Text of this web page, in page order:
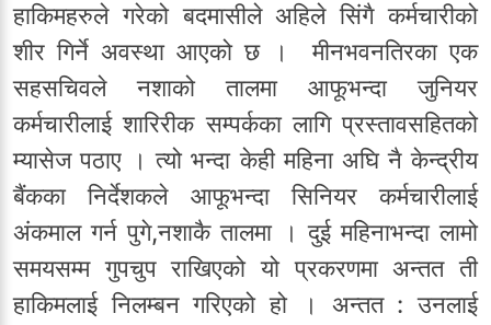
हाकिमहरुले गरेको बदमासीले अहिले सिंगै कर्मचारीको
शीर गिर्ने अवस्था आएको छ । मीनभवनतिरका एक
सहसचिवले नशाको तालमा आफूभन्दा जुनियर
कर्मचारीलाई शारिरीक सम्पर्कका लागि प्रस्तावसहितको
म्यासेज पठाए । त्यो भन्दा केही महिना अघि नै केन्द्रीय
बैंकका निर्देशकले आफूभन्दा सिनियर कर्मचारीलाई
अंकमाल गर्न पुगे,नशाकै तालमा । दुई महिनाभन्दा लामो
समयसम्म गुपचुप राखिएको यो प्रकरणमा अन्तत ती
हाकिमलाई निलम्बन गरिएको हो । अन्तत : उनलाई